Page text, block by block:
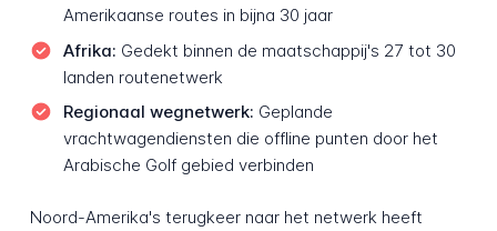
Amerikaanse routes in bijna 30 jaar
Afrika: Gedekt binnen de maatschappij's 27 tot 30
landen routenetwerk
Regionaal wegnetwerk: Geplande
vrachtwagendiensten die offline punten door het
Arabische Golf gebied verbinden
Noord-Amerika's terugkeer naar het netwerk heeft